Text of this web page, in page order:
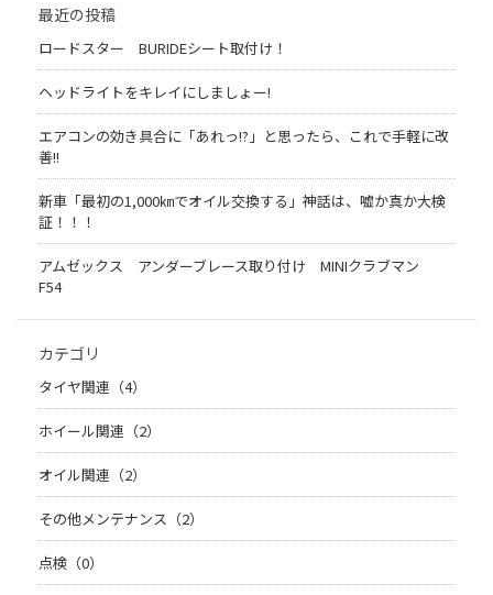
最近の投稿
ロードスター BURIDEシート取付け！
ヘッドライトをキレイにしましょー!
エアコンの効き具合に「あれっ!?」と思ったら、これで手軽に改
善!!
新車「最初の1,000㎞でオイル交換する」神話は、嘘か真か大検
証！！！
アムゼックス アンダーブレース取り付け MINIクラブマン
F54
カテゴリ
タイヤ関連（4）
ホイール関連（2）
オイル関連（2）
その他メンテナンス（2）
点検（0）